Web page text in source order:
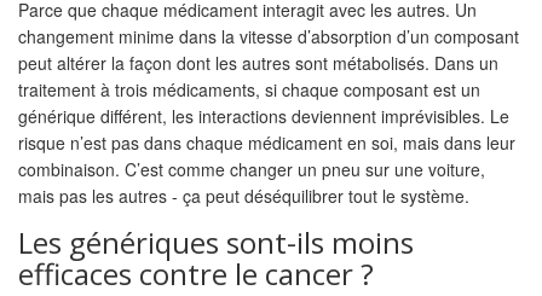
Parce que chaque médicament interagit avec les autres. Un
changement minime dans la vitesse d’absorption d’un composant
peut altérer la façon dont les autres sont métabolisés. Dans un
traitement à trois médicaments, si chaque composant est un
générique différent, les interactions deviennent imprévisibles. Le
risque n’est pas dans chaque médicament en soi, mais dans leur
combinaison. C’est comme changer un pneu sur une voiture,
mais pas les autres - ça peut déséquilibrer tout le système.
Les génériques sont-ils moins
efficaces contre le cancer ?